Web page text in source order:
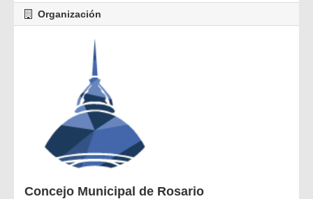
Organización
Concejo Municipal de Rosario